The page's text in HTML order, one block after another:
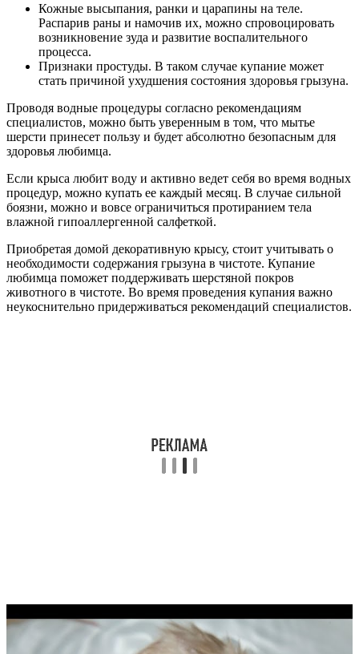
Кожные высыпания, ранки и царапины на теле.
Распарив раны и намочив их, можно спровоцировать
возникновение зуда и развитие воспалительного
процесса.
Признаки простуды. В таком случае купание может
стать причиной ухудшения состояния здоровья грызуна.
Проводя водные процедуры согласно рекомендациям
специалистов, можно быть уверенным в том, что мытье
шерсти принесет пользу и будет абсолютно безопасным для
здоровья любимца.
Если крыса любит воду и активно ведет себя во время водных
процедур, можно купать ее каждый месяц. В случае сильной
боязни, можно и вовсе ограничиться протиранием тела
влажной гипоаллергенной салфеткой.
Приобретая домой декоративную крысу, стоит учитывать о
необходимости содержания грызуна в чистоте. Купание
любимца поможет поддерживать шерстяной покров
животного в чистоте. Во время проведения купания важно
неукоснительно придерживаться рекомендаций специалистов.